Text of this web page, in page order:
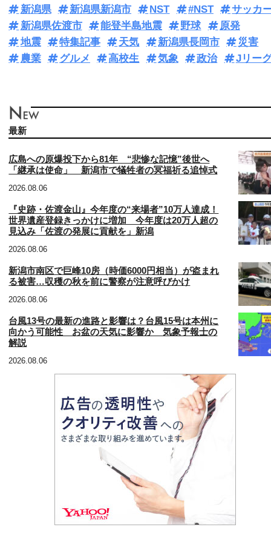
新潟県 新潟県新潟市 NST #NST
サッカ
新潟県佐渡市
能登半島地震 野球
原発
地震
特集記事 天気 新潟県長岡市
災害
農業
グルメ 高校生 気象 政治 Jリー
最新
広島への原爆投下から81年 “悲惨な記憶”後世へ
「継承は使命」 新潟市で犠牲者の冥福祈る追悼式
2026.08.06
『史跡・佐渡金山』今年度の“来場者”10万人達成！
世界遺産登録きっかけに増加 今年度は20万人超の
見込み「佐渡の発展に貢献を」新潟
2026.08.06
新潟市南区で巨峰10房（時価6000円相当）が盗まれ
る被害…収穫の秋を前に警察が注意呼びかけ
2026.08.06
台風13号の最新の進路と影響は？台風15号は本州に
向かう可能性 お盆の天気に影響か 気象予報士の
解説
2026.08.06